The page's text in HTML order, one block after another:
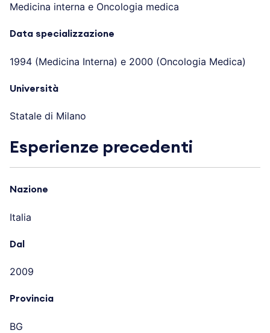
Medicina interna e Oncologia medica
Data specializzazione
1994 (Medicina Interna) e 2000 (Oncologia Medica)
Università
Statale di Milano
Esperienze precedenti
Nazione
Italia
Dal
2009
Provincia
BG